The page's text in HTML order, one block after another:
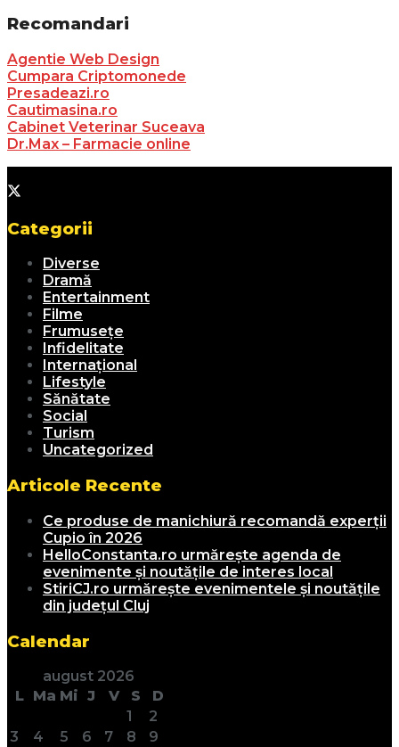
Recomandari
Agentie Web Design
Cumpara Criptomonede
Presadeazi.ro
Cautimasina.ro
Cabinet Veterinar Suceava
Dr.Max – Farmacie online
Categorii
Diverse
Dramă
Entertainment
Filme
Frumusețe
Infidelitate
Internațional
Lifestyle
Sănătate
Social
Turism
Uncategorized
Articole Recente
Ce produse de manichiură recomandă experții
Cupio în 2026
HelloConstanta.ro urmărește agenda de
evenimente și noutățile de interes local
StiriCJ.ro urmărește evenimentele și noutățile
din județul Cluj
Calendar
august 2026
L Ma Mi J V S
D
1
2
3
4 5 6 7 8
9